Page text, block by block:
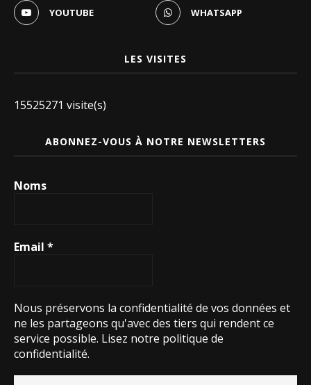
YOUTUBE WHATSAPP
LES VISITES
15525271 visite(s)
ABONNEZ-VOUS À NOTRE NEWSLETTERS
Noms
Email *
Nous préservons la confidentialité de vos données et
ne les partageons qu'avec des tiers qui rendent ce
service possible. Lisez notre politique de
confidentialité.